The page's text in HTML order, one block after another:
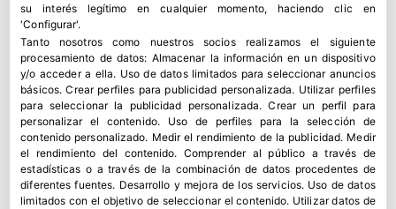
Mundial: la alineación de VOG para marcar gol
16 julio, 2026
su interés legítimo en cualquier momento, haciendo clic en
'Configurar'.
Tanto nosotros como nuestros socios realizamos el siguiente
procesamiento de datos: Almacenar la información en un dispositivo
y/o acceder a ella. Uso de datos limitados para seleccionar anuncios
básicos.Crear perfiles para publicidad personalizada. Utilizar perfiles
para seleccionar la publicidad personalizada.Crear un perfil para
personalizar el contenido. Uso de perfiles para la selección de
contenido personalizado. Medir el rendimiento de la publicidad. Medir
el rendimiento del contenido.Comprender al público a través de
estadísticas o a través de la combinación de datos procedentes de
diferentes fuentes. Desarrollo y mejora de los servicios. Uso de datos
limitados con el objetivo de seleccionar el contenido. Utilizar datos de